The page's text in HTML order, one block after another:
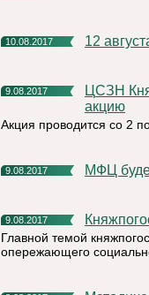
10.08.2017 12
9.08.2017
ЦСЗН Княжпогостского района проводит благотворительную
акцию
Акция проводится со 2
9.08.2017 МФЦ
9.08.2017
Главной темой
опережающего